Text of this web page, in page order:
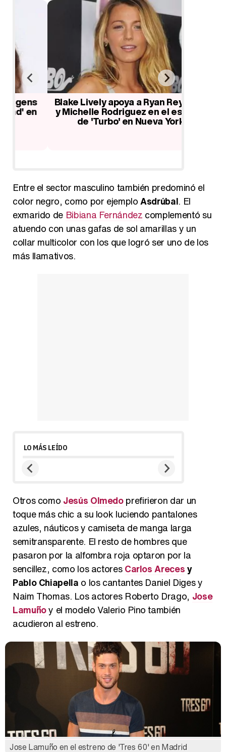
Blake Lively apoya a Ryan Reynolds
y Michelle Rodriguez en el estreno
de 'Turbo' en Nueva York
Entre el sector masculino también predominó el
color negro, como por ejemploAsdrúbal. El
exmarido de Bibiana Fernández complementó su
atuendo con unas gafas de sol amarillas y un
collar multicolor con los que logró ser uno de los
más llamativos.
LO MÁS LEÍDO
Otros como Jesús Olmedoprefirieron dar un
toque más chic a su look luciendo pantalones
azules, náuticos y camiseta de manga larga
semitransparente. El resto de hombres que
pasaron por la alfombra roja optaron por la
sencillez, como los actoresCarlos Arecesy
Pablo Chiapella o los cantantes Daniel Diges y
Naim Thomas. Los actores Roberto Drago, Jose
Lamuñoy el modelo Valerio Pino también
acudieron al estreno.
Jose Lamuño en el estreno de 'Tres 60' en Madrid